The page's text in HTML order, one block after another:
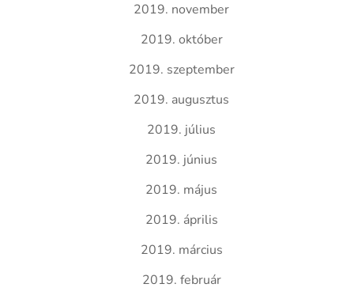
2019. november
2019. október
2019. szeptember
2019. augusztus
2019. július
2019. június
2019. május
2019. április
2019. március
2019. február